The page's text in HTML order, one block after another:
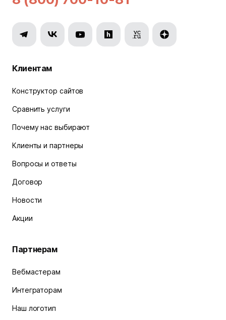
Клиентам
Конструктор сайтов
Сравнить услуги
Почему нас выбирают
Клиенты и партнеры
Вопросы и ответы
Договор
Новости
Акции
Партнерам
Вебмастерам
Интеграторам
Наш логотип